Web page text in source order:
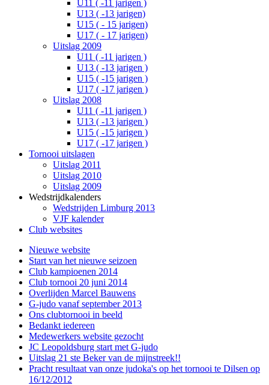
U11 ( -11 jarigen )
U13 ( -13 jarigen)
U15 ( - 15 jarigen)
U17 ( - 17 jarigen)
Uitslag 2009
U11 ( -11 jarigen )
U13 ( -13 jarigen )
U15 ( -15 jarigen )
U17 ( -17 jarigen )
Uitslag 2008
U11 ( -11 jarigen )
U13 ( -13 jarigen )
U15 ( -15 jarigen )
U17 ( -17 jarigen )
Tornooi uitslagen
Uitslag 2011
Uitslag 2010
Uitslag 2009
Wedstrijdkalenders
Wedstrijden Limburg 2013
VJF kalender
Club websites
Nieuwe website
Start van het nieuwe seizoen
Club kampioenen 2014
Club tornooi 20 juni 2014
Overlijden Marcel Bauwens
G-judo vanaf september 2013
Ons clubtornooi in beeld
Bedankt iedereen
Medewerkers website gezocht
JC Leopoldsburg start met G-judo
Uitslag 21 ste Beker van de mijnstreek!!
Pracht resultaat van onze judoka's op het tornooi te Dilsen op
16/12/2012